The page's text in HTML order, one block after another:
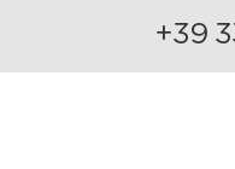
+39